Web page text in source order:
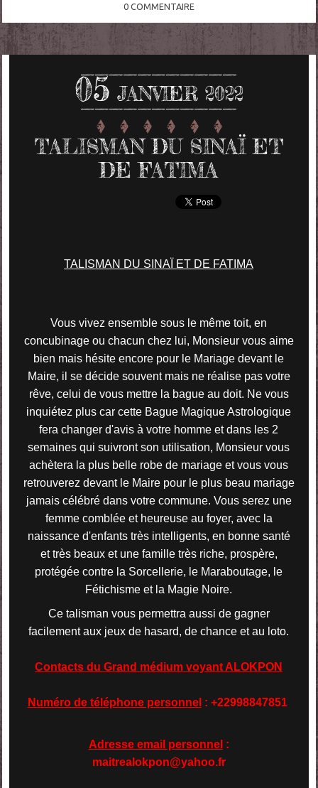
0 COMMENTAIRE
05 JANVIER 2022
TALISMAN DU SINAÏ ET
DE FATIMA
TALISMAN DU SINAÏ ET DE FATIMA
Vous vivez ensemble sous le même toit, en
concubinage ou chacun chez lui, Monsieur vous aime
bien mais hésite encore pour le Mariage devant le
Maire, il se décide souvent mais ne réalise pas votre
rêve, celui de vous mettre la bague au doit. Ne vous
inquiétez plus car cette Bague Magique Astrologique
fera changer d'avis à votre homme et dans les 2
semaines qui suivront son utilisation, Monsieur vous
achètera la plus belle robe de mariage et vous vous
retrouverez devant le Maire pour le plus beau mariage
jamais célébré dans votre commune. Vous serez une
femme comblée et heureuse au foyer, avec la
naissance d'enfants très intelligents, en bonne santé
et très beaux et une famille très riche, prospère,
protégée contre la Sorcellerie, le Maraboutage, le
Fétichisme et la Magie Noire.
Ce talisman vous permettra aussi de gagner
facilement aux jeux de hasard, de chance et au loto.
Contacts du Grand médium voyant ALOKPON
Numéro de téléphone personnel : +22998847851
Adresse email personnel :
maitrealokpon@yahoo.fr